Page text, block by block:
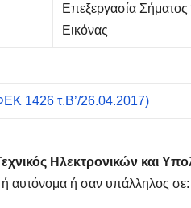
Επεξεργασία
Εικόνας
1426 τ.Β’/26.04.2017)
Ηλεκτρονικών και
αυτόνομα ή σαν υπάλληλος σε: